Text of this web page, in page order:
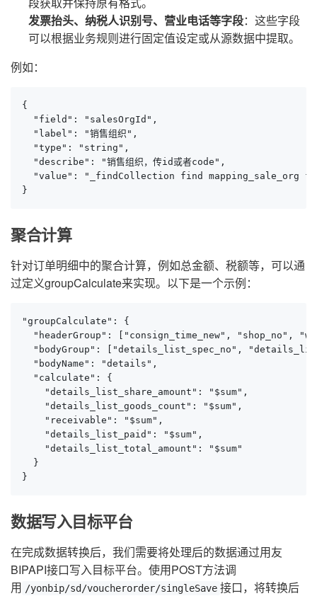
发票抬头、纳税人识别号、营业电话等字段：这些字段
可以根据业务规则进行固定值设定或从源数据中提取。
例如：
{
  "field": "salesOrgId",
  "label": "销售组织",
  "type": "string",
  "describe": "销售组织，传id或者code",
"value": "_findCollection find mapping_sale_org
}
聚合计算
针对订单明细中的聚合计算，例如总金额、税额等，可以通
过定义groupCalculate来实现。以下是一个示例：
"groupCalculate": {
"headerGroup": ["consign_time_new", "shop_no",
"bodyGroup": ["details_list_spec_no",
  "bodyName": "details",
  "calculate": {
    "details_list_share_amount": "$sum",
    "details_list_goods_count": "$sum",
    "receivable": "$sum",
    "details_list_paid": "$sum",
    "details_list_total_amount": "$sum"
  }
}
数据写入目标平台
在完成数据转换后，我们需要将处理后的数据通过用友
BIPAPI接口写入目标平台。使用POST方法调
用 /yonbip/sd/voucherorder/singleSave 接口，将转换后